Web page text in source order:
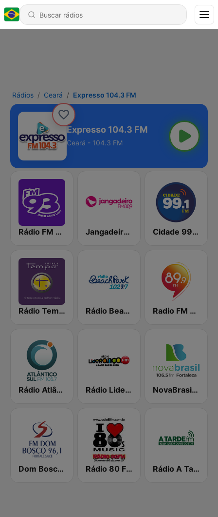
Rádios Ceará Expresso 104.3 FM
Expresso 104.3 FM
Ceará - 104.3 FM
Rádio FM 93.9 Jangadeiro FM 88.9 Cidade 99.1 FM
Rádio Tempo 103.9 FM Rádio Beach Park 102.7 FM Radio FM 89
Rádio Atlântico Sul FM 105.7 Rádio Liderança FM NovaBrasil 106.5 Fortaleza
Dom Bosco FM Rádio 80 FM - Anos 80 Rádio A Tarde FM